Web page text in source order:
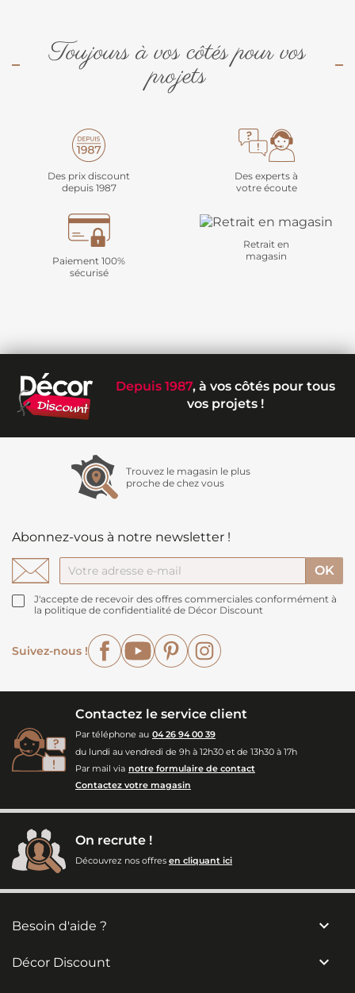
Toujours à vos côtés pour vos
projets
Des prix discount
depuis 1987
Des experts à
votre écoute
Paiement 100%
sécurisé
Retrait en
magasin
Depuis 1987, à vos côtés pour tous
vos projets !
Trouvez le magasin le plus
proche de chez vous
Abonnez-vous à notre newsletter !
J'accepte de recevoir des offres commerciales conformément à
la politique de confidentialité de Décor Discount
Suivez-nous !
FacebookYouTubePinterest
Contactez le service client
Par téléphone au 04 26 94 00 39
du lundi au vendredi de 9h à 12h30 et de 13h30 à 17h
Par mail via notre formulaire de contact
Contactez votre magasin
On recrute !
Découvrez nos offres en cliquant ici
Besoin d'aide ? 
Décor Discount 